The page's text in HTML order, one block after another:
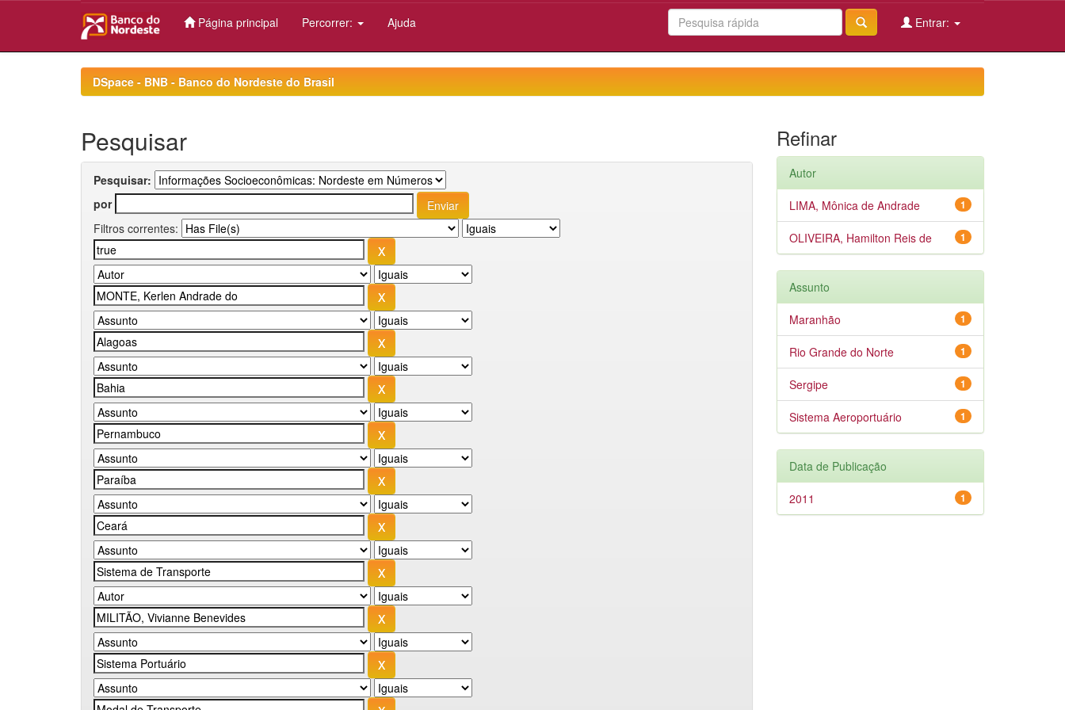
Página principal Percorrer: Ajuda Entrar:
DSpace - BNB - Banco do Nordeste do Brasil
Pesquisar
Pesquisar:
por
Filtros correntes:
Refinar
Autor
1
LIMA, Mônica de Andrade
1
OLIVEIRA, Hamilton Reis de
Assunto
1
Maranhão
1
Rio Grande do Norte
1
Sergipe
1
Sistema Aeroportuário
Data de Publicação
1
2011